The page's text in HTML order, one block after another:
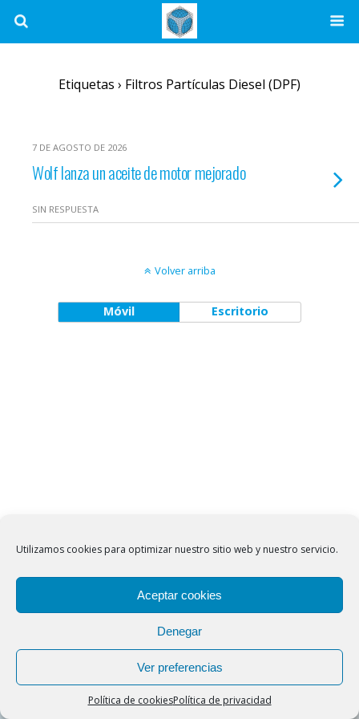
Utilizamos cookies para optimizar nuestro sitio web y nuestro servicio.
Aceptar cookies
Denegar
Ver preferencias
Política de cookiesPolítica de privacidad
Etiquetas › Filtros Partículas Diesel (DPF)
7 DE AGOSTO DE 2026
Wolf lanza un aceite de motor mejorado
SIN RESPUESTA
Volver arriba
Móvil Escritorio
Cookies help us deliver our services. By using our
services, you agree to our use of cookies.